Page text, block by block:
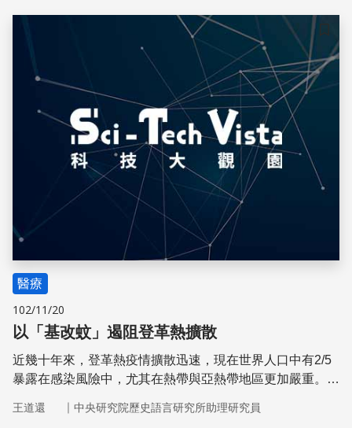
儲存
醫療
102/11/20
以「基改蚊」遏阻登革熱擴散
近幾十年來，登革熱疫情擴散迅速，現在世界人口中有2/5
暴露在感染風險中，尤其在熱帶與亞熱帶地區更加嚴重。在
的生技公司目前培育出雄性的「基改埃及斑蚊」，期待基改
王道還 ｜ 中央研究院歷史語言研究所助理研究員